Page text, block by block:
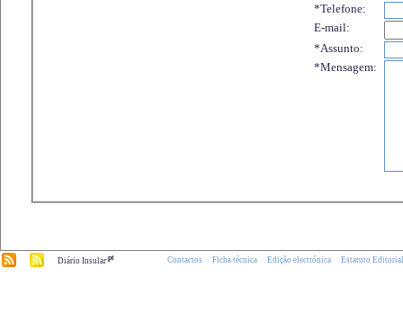
*Telefone:
E-mail:
*Assunto:
*Mensagem:
Diário Insular.pt Contactos Ficha técnica Edição electrónica Estatuto Editorial